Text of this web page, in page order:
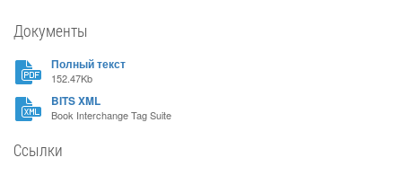
Документы
Полный текст
152.47Kb
BITS XML
Book Interchange Tag Suite
Ссылки